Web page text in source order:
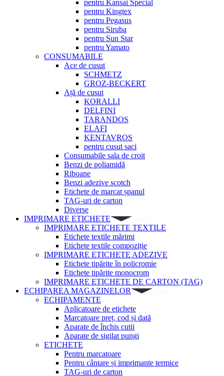
pentru Kansai Special
pentru Kingtex
pentru Pegasus
pentru Siruba
pentru Sun Star
pentru Yamato
CONSUMABILE
Ace de cusut
SCHMETZ
GROZ-BECKERT
Ață de cusut
KORALLI
DELFINI
TARANDOS
ELAFI
KENTAVROS
pentru cusut saci
Consumabile sala de croit
Benzi de poliamidă
Riboane
Benzi adezive scotch
Etichete de marcat șpanul
TAG-uri de carton
Diverse
IMPRIMARE ETICHETE
IMPRIMARE ETICHETE TEXTILE
Etichete textile mărimi
Etichete textile compoziție
IMPRIMARE ETICHETE ADEZIVE
Etichete tipărite în policromie
Etichete tipărite monocrom
IMPRIMARE ETICHETE DE CARTON (TAG)
ECHIPAREA MAGAZINELOR
ECHIPAMENTE
Aplicatoare de etichete
Marcatoare preț, cod și dată
Aparate de închis cutii
Aparate de sigilat pungi
ETICHETE
Pentru marcatoare
Pentru cântare și imprimante termice
TAG-uri de carton